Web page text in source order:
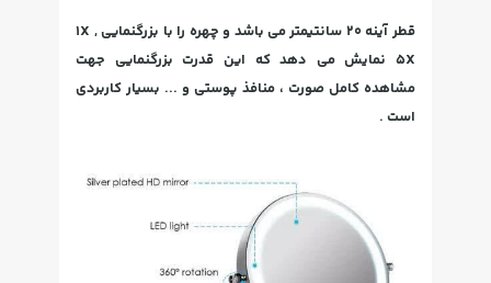
قطر آینه 20 سانتیمتر می باشد و چهره را با بزرگنمایی 1X ,
5X نمایش می دهد که این قدرت بزرگنمایی جهت
مشاهده کامل صورت ، منافذ پوستی و ... بسیار کاربردی
است .